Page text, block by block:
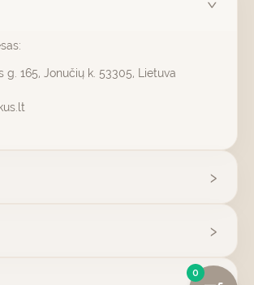
g. 165, Jonučių k. 53305, Lietuva
0